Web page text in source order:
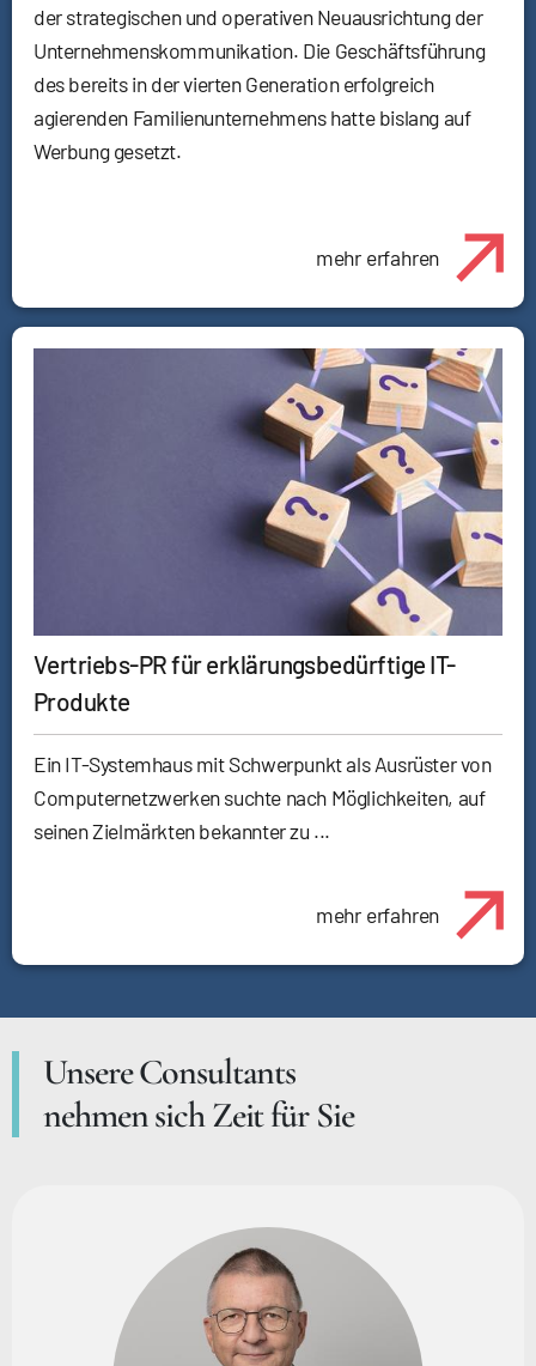
der strategischen und operativen Neuausrichtung der
Unternehmenskommunikation. Die Geschäftsführung
des bereits in der vierten Generation erfolgreich
agierenden Familienunternehmens hatte bislang auf
Werbung gesetzt.
mehr erfahren
Vertriebs-PR für erklärungsbedürftige IT-
Produkte
Ein IT-Systemhaus mit Schwerpunkt als Ausrüster von
Computernetzwerken suchte nach Möglichkeiten, auf
seinen Zielmärkten bekannter zu ...
mehr erfahren
Unsere Consultants
nehmen sich Zeit für Sie